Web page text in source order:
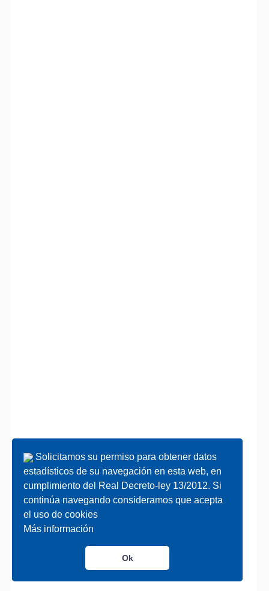
Solicitamos su permiso para obtener datos
estadísticos de su navegación en esta web, en
cumplimiento del Real Decreto-ley 13/2012. Si
continúa navegando consideramos que acepta
el uso de cookies
Más información
Ok
Solicitamos su permiso para obtener datos
estadísticos de su navegación en esta web, en
cumplimiento del Real Decreto-ley 13/2012. Si
continúa navegando consideramos que acepta
el uso de cookies
Más información
Ok